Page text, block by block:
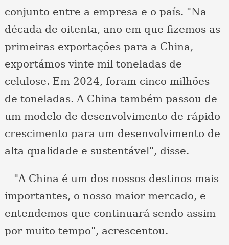
conjunto entre a empresa e o país. "Na
década de oitenta, ano em que fizemos as
primeiras exportações para a China,
exportámos vinte mil toneladas de
celulose. Em 2024, foram cinco milhões
de toneladas. A China também passou de
um modelo de desenvolvimento de rápido
crescimento para um desenvolvimento de
alta qualidade e sustentável", disse.
"A China é um dos nossos destinos mais
importantes, o nosso maior mercado, e
entendemos que continuará sendo assim
por muito tempo", acrescentou.